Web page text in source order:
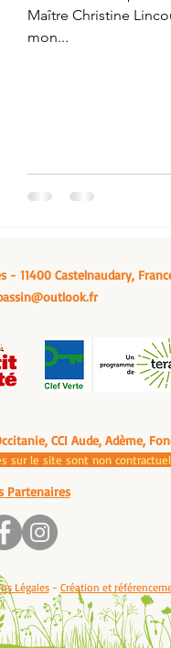
Maître Christine
mon...
- 11400 Castelnaudary,
CCI Aude, Adème,
sur le site sont non
Partenaires
Légales- Création et